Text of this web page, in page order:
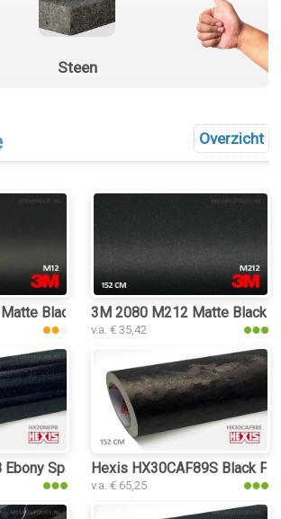
Steen
Overzicht
Black 3M 2080 M212 Matte Black
v.a. € 35,42
Ebony Sparkle Black Gloss interieurfolie
Hexis HX30CAF89S Black
v.a. € 65,25